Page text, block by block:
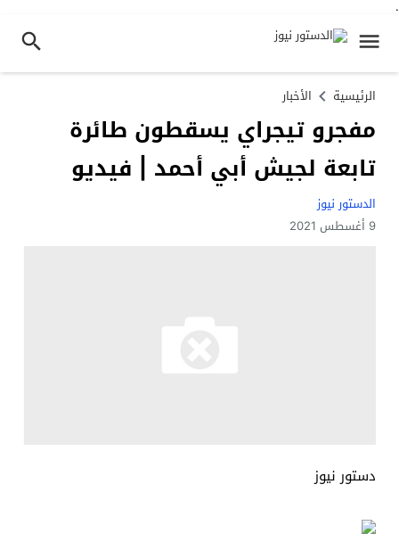
.
الرئيسية الأخبار
مفجرو تيجراي يسقطون طائرة
تابعة لجيش أبي أحمد | فيديو
الدستور نيوز
9 أغسطس 2021
دستور نيوز